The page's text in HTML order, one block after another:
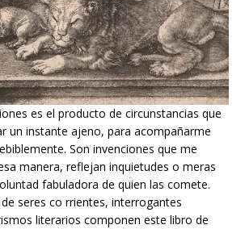
es el producto de circunstancias que
un instante ajeno, para acompañarme
Son invenciones que me
manera, reflejan inquietudes o meras
fabuladora de quien las comete.
seres co rrientes, interrogantes
literarios componen este libro de